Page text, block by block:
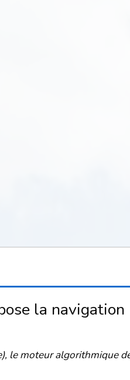
la navigation
le moteur algorithmique